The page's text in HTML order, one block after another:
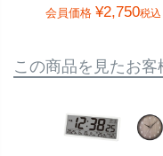
会員価格 ¥2,750税込
この商品を見たお